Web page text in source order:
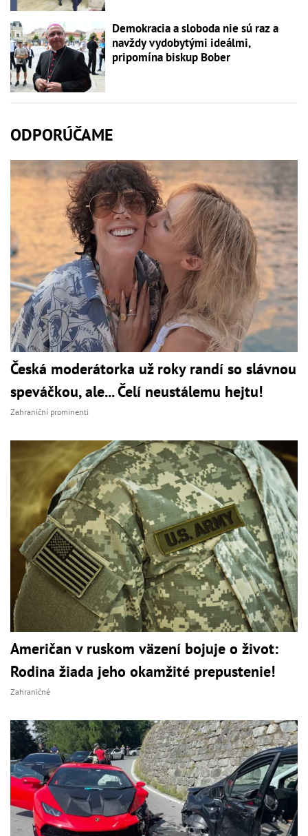
Demokracia a sloboda nie sú raz a
navždy vydobytými ideálmi,
pripomína biskup Bober
ODPORÚČAME
Česká moderátorka už roky randí so slávnou
speváčkou, ale... Čelí neustálemu hejtu!
Zahraniční prominenti
Američan v ruskom väzení bojuje o život:
Rodina žiada jeho okamžité prepustenie!
Zahraničné